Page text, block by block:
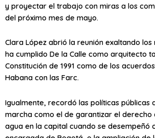
y proyectar el trabajo con miras a los
del próximo mes de mayo.
Clara López abrió la reunión exaltando los
ha cumplido De la Calle como arquitecto
Constitución de 1991 como de los
Habana con las Farc.
Igualmente, recordó las políticas públicas
marcha como el de garantizar el derecho
agua en la capital cuando se desempeñó